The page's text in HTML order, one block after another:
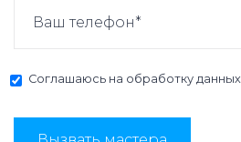
Соглашаюсь на обработку данных